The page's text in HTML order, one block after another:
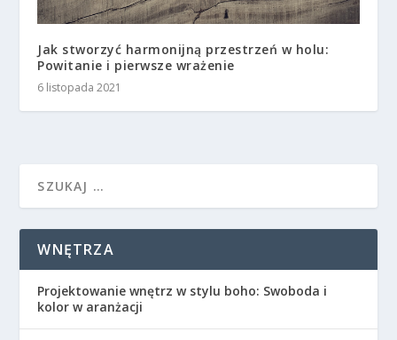
Jak stworzyć harmonijną przestrzeń w holu:
Powitanie i pierwsze wrażenie
6 listopada 2021
WNĘTRZA
Projektowanie wnętrz w stylu boho: Swoboda i
kolor w aranżacji